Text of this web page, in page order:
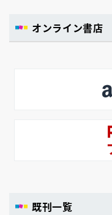
オンライン書店
既刊一覧